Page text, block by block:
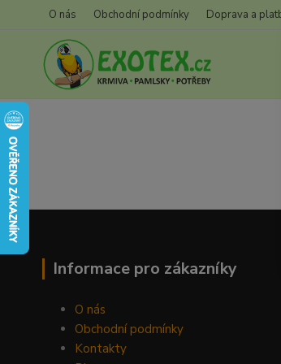
O nás Obchodní podmínky Doprava a
Informace pro zákazníky
O nás
Obchodní podmínky
Kontakty